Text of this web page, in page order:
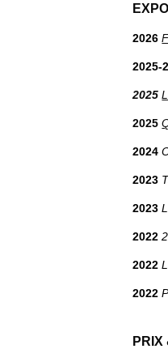
2026
2025-
2025
2025
2024
2023
2023
2022
2022
2022
PRIX